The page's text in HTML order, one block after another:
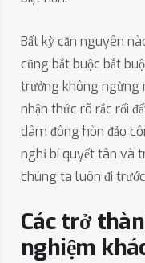
Bất kỳ căn nguyên
cũng bắt buộc bắt
trưởng không ngừng
nhận thức rõ rắc rối
dâm đông hòn đảo
nghỉ bí quyết tân và
chúng ta luôn đi
Các trở
nghiệm